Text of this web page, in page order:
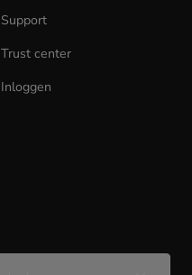
Support
Trust center
Inloggen